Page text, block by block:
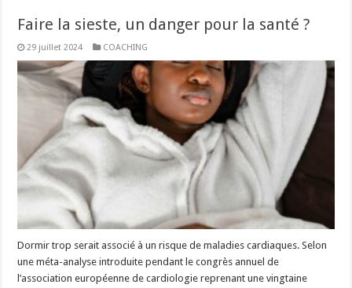
Faire la sieste, un danger pour la santé ?
29 juillet 2024 COACHING
Dormir trop serait associé à un risque de maladies cardiaques. Selon
une méta-analyse introduite pendant le congrès annuel de
l’association européenne de cardiologie reprenant une vingtaine